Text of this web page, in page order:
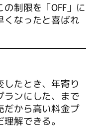
の制限を「OFF」に
くなったと喜ばれ
したとき、年寄り
ランにした、まで
だから高い料金プ
解できる。